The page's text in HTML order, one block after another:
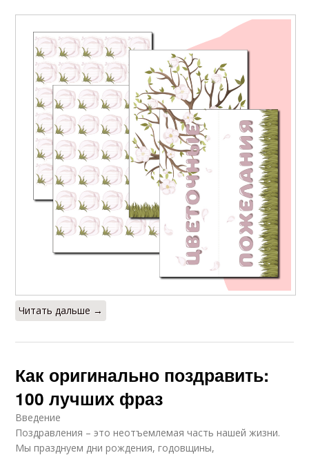
Читать дальше →
Как оригинально поздравить:
100 лучших фраз
Введение
Поздравления – это неотъемлемая часть нашей жизни.
Мы празднуем дни рождения, годовщины,